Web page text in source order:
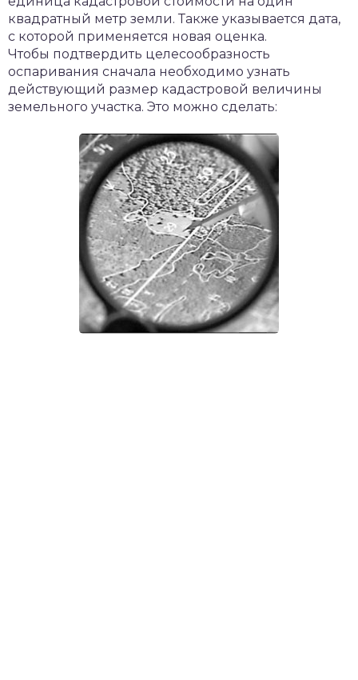
квадратный метр земли. Также указывается дата,
с которой применяется новая оценка.
Чтобы подтвердить целесообразность
оспаривания сначала необходимо узнать
действующий размер кадастровой величины
земельного участка. Это можно сделать: